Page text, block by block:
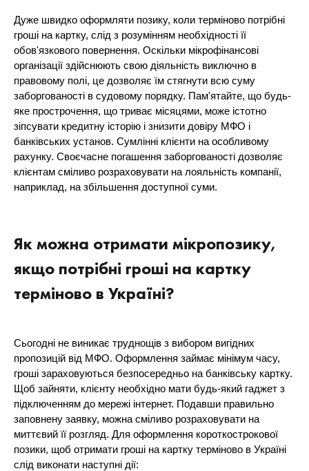
Дуже швидко оформляти позику, коли терміново потрібні
гроші на картку, слід з розумінням необхідності її
обов'язкового повернення. Оскільки мікрофінансові
організації здійснюють свою діяльність виключно в
правовому полі, це дозволяє їм стягнути всю суму
заборгованості в судовому порядку. Пам'ятайте, що будь-
яке прострочення, що триває місяцями, може істотно
зіпсувати кредитну історію і знизити довіру МФО і
банківських установ. Сумлінні клієнти на особливому
рахунку. Своєчасне погашення заборгованості дозволяє
клієнтам сміливо розраховувати на лояльність компанії,
наприклад, на збільшення доступної суми.
Як можна отримати мікропозику,
якщо потрібні гроші на картку
терміново в Україні?
Сьогодні не виникає труднощів з вибором вигідних
пропозицій від МФО. Оформлення займає мінімум часу,
гроші зараховуються безпосередньо на банківську картку.
Щоб зайняти, клієнту необхідно мати будь-який гаджет з
підключенням до мережі інтернет. Подавши правильно
заповнену заявку, можна сміливо розраховувати на
миттєвий її розгляд. Для оформлення короткострокової
позики, щоб отримати гроші на картку терміново в Україні
слід виконати наступні дії: